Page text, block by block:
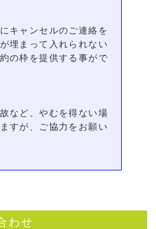
キャンセルのご連絡を
埋まって入れられない
の枠を提供する事がで
など、やむを得ない場
すが、ご協力をお願い
わせ